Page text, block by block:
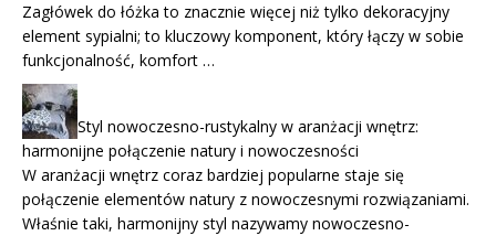
Zagłówek do łóżka to znacznie więcej niż tylko dekoracyjny
element sypialni; to kluczowy komponent, który łączy w sobie
funkcjonalność, komfort …
Styl nowoczesno-rustykalny w aranżacji wnętrz:
harmonijne połączenie natury i nowoczesności
W aranżacji wnętrz coraz bardziej popularne staje się
połączenie elementów natury z nowoczesnymi rozwiązaniami.
Właśnie taki, harmonijny styl nazywamy nowoczesno-